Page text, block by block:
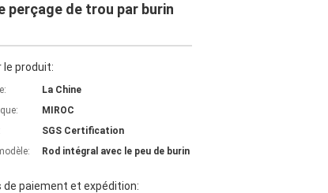
perçage de trou par burin
le produit:
La Chine
MIROC
SGS Certification
Rod intégral avec le peu de burin
de paiement et expédition: